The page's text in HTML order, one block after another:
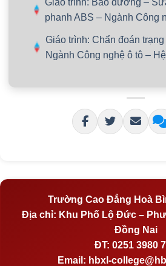
Giáo trình: Bảo dưỡng –
phanh ABS – Ngành Công
Giáo trình: Chẩn đoán
Ngành Công nghệ ô tô –
Trường Cao Đẳng Hoà
Địa chỉ: Khu Phố Lộ Đức –
Đồng Nai
ĐT: 0251 3980
Email: hbxl-